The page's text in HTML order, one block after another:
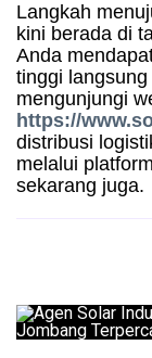
Langkah
kini berada di
Anda
tinggi
mengunjungi
https://
distribusi
melalui platform
sekarang juga.